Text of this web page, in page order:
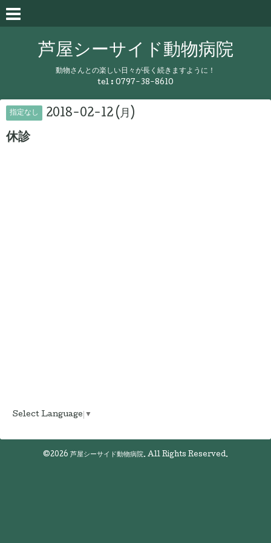
芦屋シーサイド動物病院
動物さんとの楽しい日々が長く続きますように！
tel : 0797-38-8610
指定なし 2018-02-12 (月)
休診
Select Language ▼
©2026 芦屋シーサイド動物病院. All Rights Reserved.